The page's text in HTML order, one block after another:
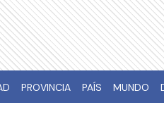
PROVINCIA PAÍS MUNDO